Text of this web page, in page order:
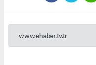
www.ehaber.tv.tr